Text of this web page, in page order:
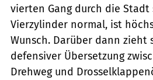
vierten Gang durch die
Vierzylinder normal, ist
Wunsch. Darüber dann zieht
defensiver Übersetzung
Drehweg und